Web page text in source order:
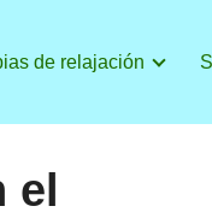
de relajación